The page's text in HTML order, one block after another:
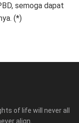
semoga dapat
(*)
of life will never all
align.